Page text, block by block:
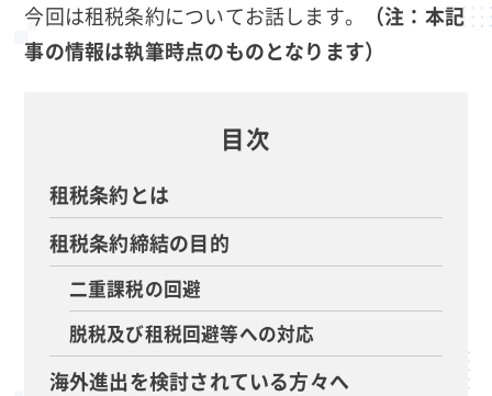
今回は租税条約についてお話します。
（注：本記
事の情報は執筆時点のものとなります）
目次
租税条約とは
租税条約締結の目的
二重課税の回避
脱税及び租税回避等への対応
海外進出を検討されている方々へ